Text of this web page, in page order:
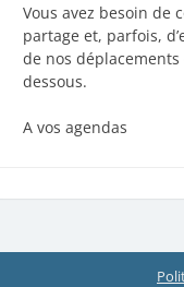
Vous avez besoin de
partage et, parfois,
de nos
dessous.
A vos agendas